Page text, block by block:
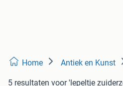
Home Antiek en Kunst
5 resultaten voor 'lepeltje